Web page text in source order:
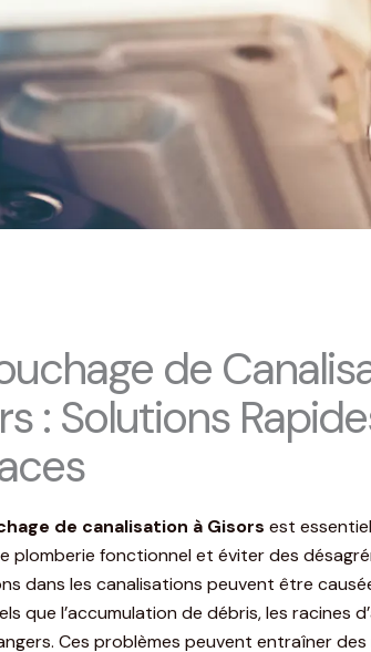
de
: Solutions
de canalisation à Gisors est
plomberie fonctionnel et éviter des
dans les canalisations peuvent être
que l’accumulation de débris, les racines
Ces problèmes peuvent entraîner des